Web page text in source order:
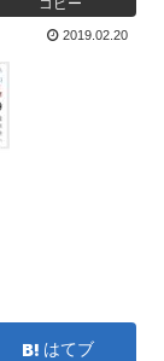
コピー
2019.02.20
はてブ